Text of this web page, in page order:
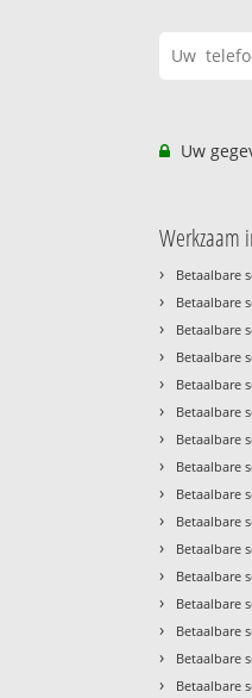
Uw
Werkzaam
› Betaalbare
› Betaalbare
› Betaalbare
› Betaalbare
› Betaalbare
› Betaalbare
› Betaalbare
› Betaalbare
› Betaalbare
› Betaalbare
› Betaalbare
› Betaalbare
› Betaalbare
› Betaalbare
› Betaalbare
› Betaalbare